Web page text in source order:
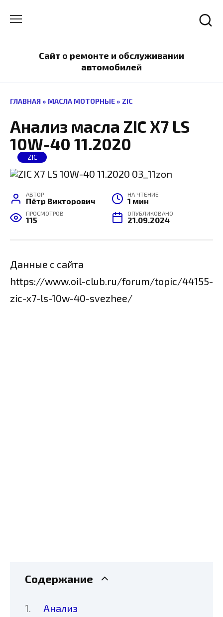
содержанию
Сайт о ремонте и обслуживании
автомобилей
ГЛАВНАЯ » МАСЛА МОТОРНЫЕ » ZIC
Анализ масла ZIC X7 LS
10W-40 11.2020
ZIC
АВТОР
Пётр Викторович
НА ЧТЕНИЕ
1 мин
ПРОСМОТРОВ
115
ОПУБЛИКОВАНО
21.09.2024
Данные с сайта
https://www.oil-club.ru/forum/topic/44155-
zic-x7-ls-10w-40-svezhee/
Содержание
Анализ